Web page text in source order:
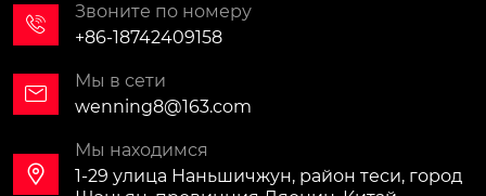

Звоните по номеру
+86-18742409158

Мы в сети
wenning8@163.com

Мы находимся
1-29 улица Наньшичжун, район теси, город